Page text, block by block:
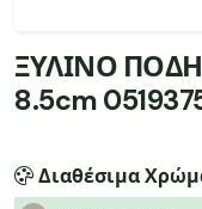
ΞΥΛΙΝΟ
8.5cm
Διαθέσιμα